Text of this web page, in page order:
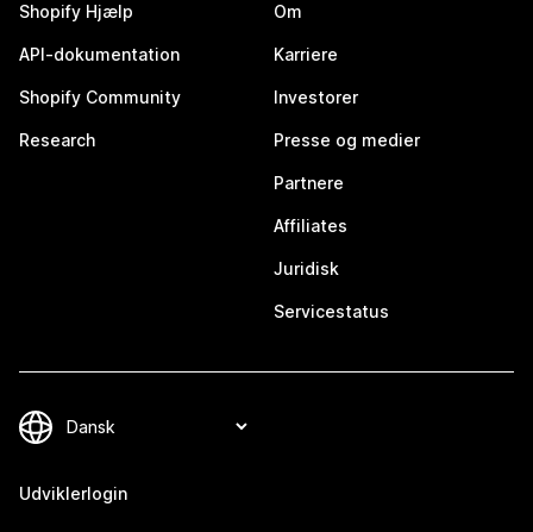
Shopify Hjælp
API-dokumentation
Shopify Community
Research
Om
Karriere
Investorer
Presse og medier
Partnere
Affiliates
Juridisk
Servicestatus
Udviklerlogin